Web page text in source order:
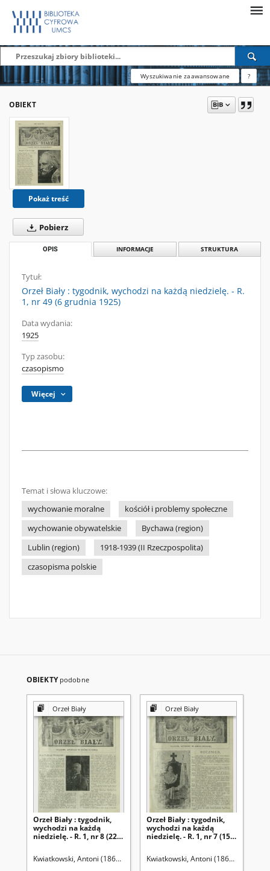
Wyszukiwanie zaawansowane ?
OBIEKT
Pokaż treść
Pobierz
OPIS INFORMACJE STRUKTURA
Tytuł:
Orzeł Biały : tygodnik, wychodzi na każdą niedzielę. - R.
1, nr 49 (6 grudnia 1925)
Data wydania:
1925
Typ zasobu:
czasopismo
Więcej
Temat i słowa kluczowe:
wychowanie moralne
kościół i problemy społeczne
wychowanie obywatelskie
Bychawa (region)
Lublin (region)
1918-1939 (II Rzeczpospolita)
czasopisma polskie
OBIEKTY podobne
Orzeł Biały
Orzeł Biały : tygodnik,
wychodzi na każdą
niedzielę. - R. 1, nr 8 (22
Kwiatkowski, Antoni (1861-1926). Red.
Orzeł Biały
Orzeł Biały : tygodnik,
wychodzi na każdą
niedzielę. - R. 1, nr 7 (15
Kwiatkowski, Antoni (1861-1926).